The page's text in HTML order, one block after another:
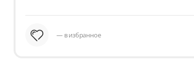
— в избранное